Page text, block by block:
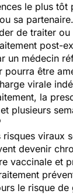
le plus tôt
sa
de traiter ou
post-
un médecin
pourra être
virale
la
plusieurs
risques viraux
devenir
vaccinale et
le risque de